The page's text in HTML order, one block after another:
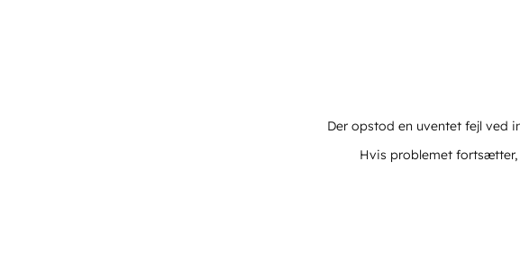
Der opstod en uventet fejl ved
Hvis problemet